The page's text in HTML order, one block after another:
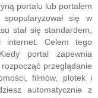
portalu lub portalem
się w
stał się standardem,
internet. Celem tego
portal zapewnia
przeglądanie
filmów, plotek i
automatycznie z